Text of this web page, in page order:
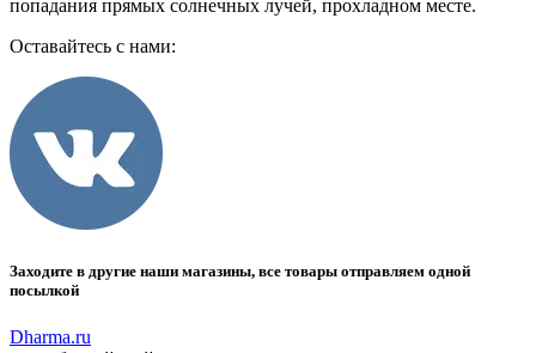
попадания прямых солнечных лучей, прохладном месте.
Оставайтесь с нами:
Заходите в другие наши магазины, все товары отправляем одной
посылкой
Dharma.ru